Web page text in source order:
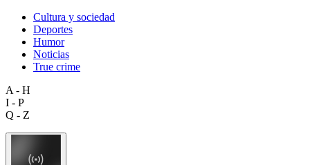
Cultura y sociedad
Deportes
Humor
Noticias
True crime
A - H
I - P
Q - Z